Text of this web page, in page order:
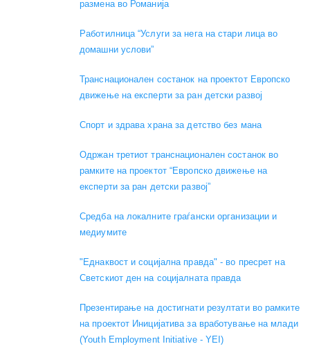
размена во Романија
Работилница “Услуги за нега на стари лица во
домашни услови”
Транснационален состанок на проектот Европско
движење на експерти за ран детски развој
Спорт и здрава храна за детство без мана
Одржан третиот транснационален состанок во
рамките на проектот “Европско движење на
експерти за ран детски развој”
Средба на локалните граѓански организации и
медиумите
"Еднаквост и социјална правда" - во пресрет на
Светскиот ден на социјалната правда
Презентирање на достигнати резултати во рамките
на проектот Иницијатива за вработување на млади
(Youth Employment Initiative - YEI)